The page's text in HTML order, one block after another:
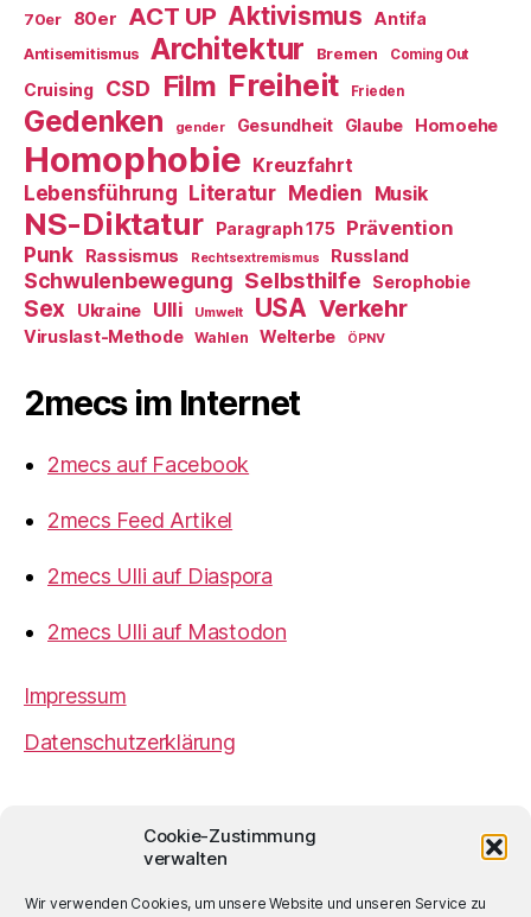
Cookie-Zustimmung
verwalten
Wir verwenden Cookies, um unsere Website und unseren Service zu
70er 80er ACT UP Aktivismus Antifa
Antisemitismus Architektur Bremen Coming Out
Cruising CSD Film Freiheit Frieden
Gedenken gender Gesundheit Glaube Homoehe
Homophobie Kreuzfahrt
Lebensführung Literatur Medien Musik
NS-Diktatur Paragraph 175
Prävention
Punk
Rassismus Rechtsextremismus Russland
Schwulenbewegung Selbsthilfe Serophobie
Sex Ukraine Ulli Umwelt USA Verkehr
Viruslast-Methode Wahlen Welterbe ÖPNV
2mecs im Internet
2mecs auf Facebook
2mecs Feed Artikel
2mecs Ulli auf Diaspora
2mecs Ulli auf Mastodon
Impressum
Datenschutzerklärung
Ulrich Würdemannist sofern nicht
anders angegeben lizenziert unter einer
Creative
Lizenz.